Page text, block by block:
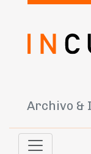
Archivo &